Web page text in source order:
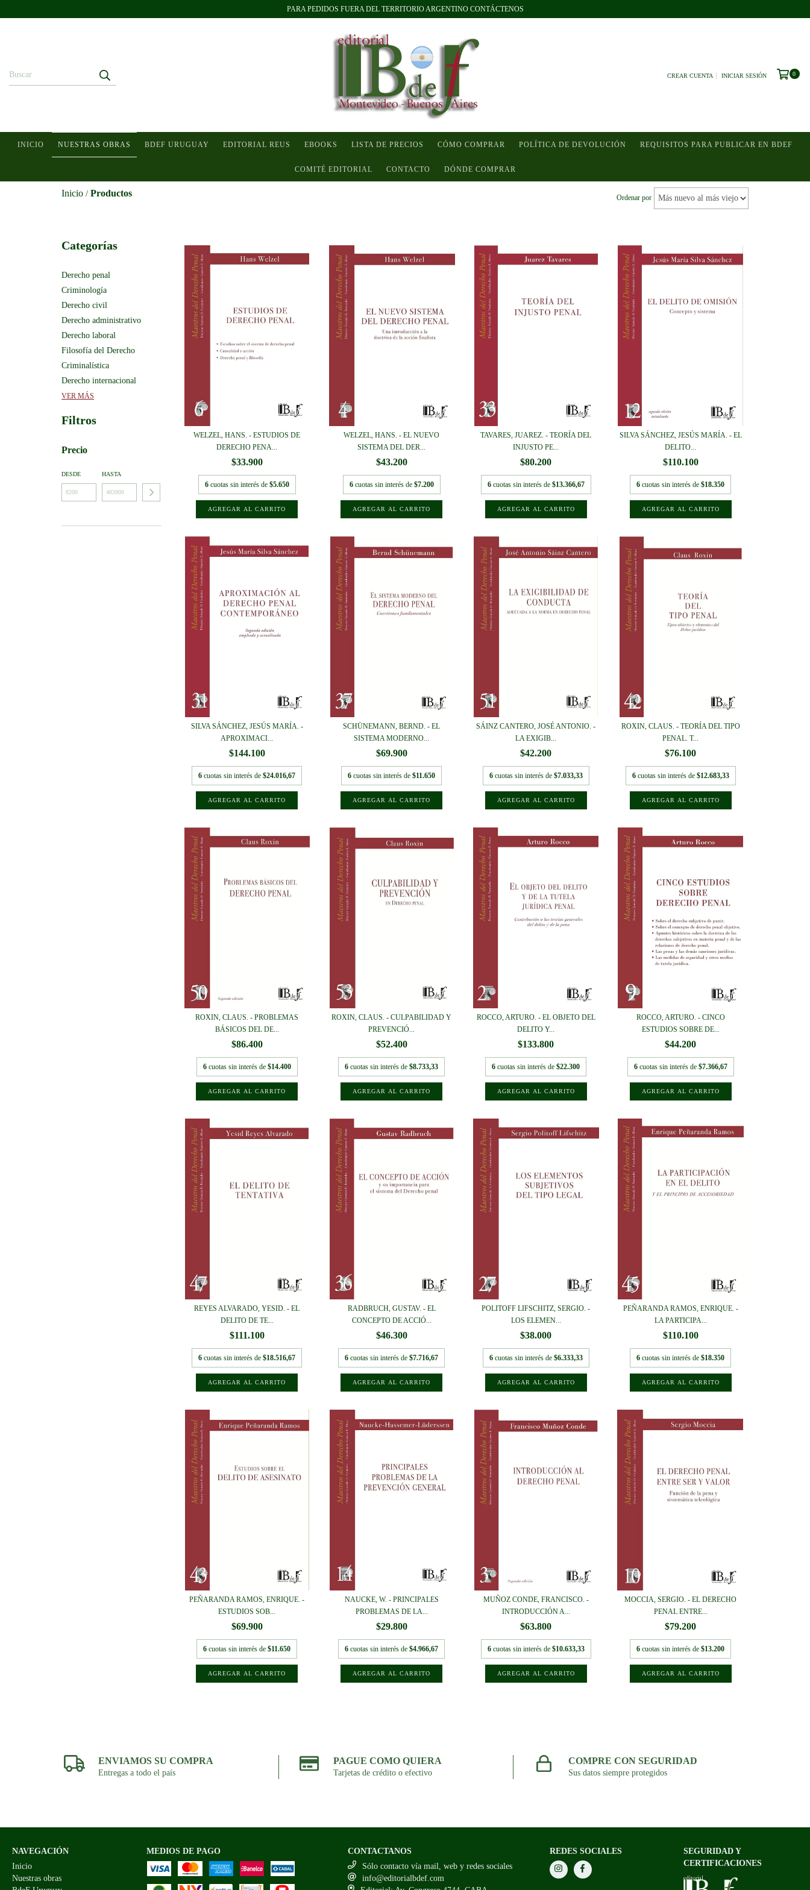
PARA PEDIDOS FUERA DEL TERRITORIO ARGENTINO CONTÁCTENOS
CREAR CUENTA INICIAR SESIÓN 0
INICIO NUESTRAS OBRAS BDEF URUGUAY EDITORIAL REUS EBOOKS LISTA DE PRECIOS CÓMO COMPRAR POLÍTICA DE DEVOLUCIÓN REQUISITOS PARA PUBLICAR EN BDEF
COMITÉ EDITORIAL CONTACTO DÓNDE COMPRAR
Inicio / Productos Ordenar por
Categorías
Derecho penal
Criminología
Derecho civil
Derecho administrativo
Derecho laboral
Filosofía del Derecho
Criminalística
Derecho internacional
VER MÁS
Filtros
Precio
DESDE HASTA
WELZEL, HANS. - ESTUDIOS DE
DERECHO PENA...
$33.900
6 cuotas sin interés de $5.650
WELZEL, HANS. - EL NUEVO
SISTEMA DEL DER...
$43.200
6 cuotas sin interés de $7.200
TAVARES, JUAREZ. - TEORÍA DEL
INJUSTO PE...
$80.200
6 cuotas sin interés de $13.366,67
SILVA SÁNCHEZ, JESÚS MARÍA. - EL
DELITO...
$110.100
6 cuotas sin interés de$18.350
SILVA SÁNCHEZ, JESÚS MARÍA. -
APROXIMACI...
$144.100
6 cuotas sin interés de$24.016,67
SCHÜNEMANN, BERND. - EL
SISTEMA MODERNO...
$69.900
6 cuotas sin interés de$11.650
SÁINZ CANTERO, JOSÉ ANTONIO. -
LA EXIGIB...
$42.200
6 cuotas sin interés de $7.033,33
ROXIN, CLAUS. - TEORÍA DEL TIPO
PENAL. T...
$76.100
6 cuotas sin interés de $12.683,33
ROXIN, CLAUS. - PROBLEMAS
BÁSICOS DEL DE...
$86.400
6 cuotas sin interés de $14.400
ROXIN, CLAUS. - CULPABILIDAD Y
PREVENCIÓ...
$52.400
6 cuotas sin interés de$8.733,33
ROCCO, ARTURO. - EL OBJETO DEL
DELITO Y...
$133.800
6 cuotas sin interés de$22.300
ROCCO, ARTURO. - CINCO
ESTUDIOS SOBRE DE...
$44.200
6 cuotas sin interés de $7.366,67
REYES ALVARADO, YESID. - EL
DELITO DE TE...
$111.100
6 cuotas sin interés de$18.516,67
RADBRUCH, GUSTAV. - EL
CONCEPTO DE ACCIÓ...
$46.300
6 cuotas sin interés de$7.716,67
POLITOFF LIFSCHITZ, SERGIO. -
LOS ELEMEN...
$38.000
6 cuotas sin interés de $6.333,33
PEÑARANDA RAMOS, ENRIQUE. -
LA PARTICIPA...
$110.100
6 cuotas sin interés de$18.350
PEÑARANDA RAMOS, ENRIQUE. -
ESTUDIOS SOB...
$69.900
6 cuotas sin interés de$11.650
NAUCKE, W. - PRINCIPALES
PROBLEMAS DE LA...
$29.800
6 cuotas sin interés de$4.966,67
MUÑOZ CONDE, FRANCISCO. -
INTRODUCCIÓN A...
$63.800
6 cuotas sin interés de $10.633,33
MOCCIA, SERGIO. - EL DERECHO
PENAL ENTRE...
$79.200
6 cuotas sin interés de$13.200
ENVIAMOS SU COMPRA
Entregas a todo el país
PAGUE COMO QUIERA
Tarjetas de crédito o efectivo
COMPRE CON SEGURIDAD
Sus datos siempre protegidos
NAVEGACIÓN
Inicio
Nuestras obras
MEDIOS DE PAGO
CONTACTANOS
Sólo contacto vía mail, web y redes sociales
info@editorialbdef.com
REDES SOCIALES
SEGURIDAD Y
CERTIFICACIONES